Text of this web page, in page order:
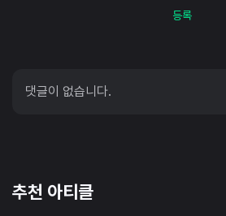
등록
댓글이 없습니다.
추천 아티클